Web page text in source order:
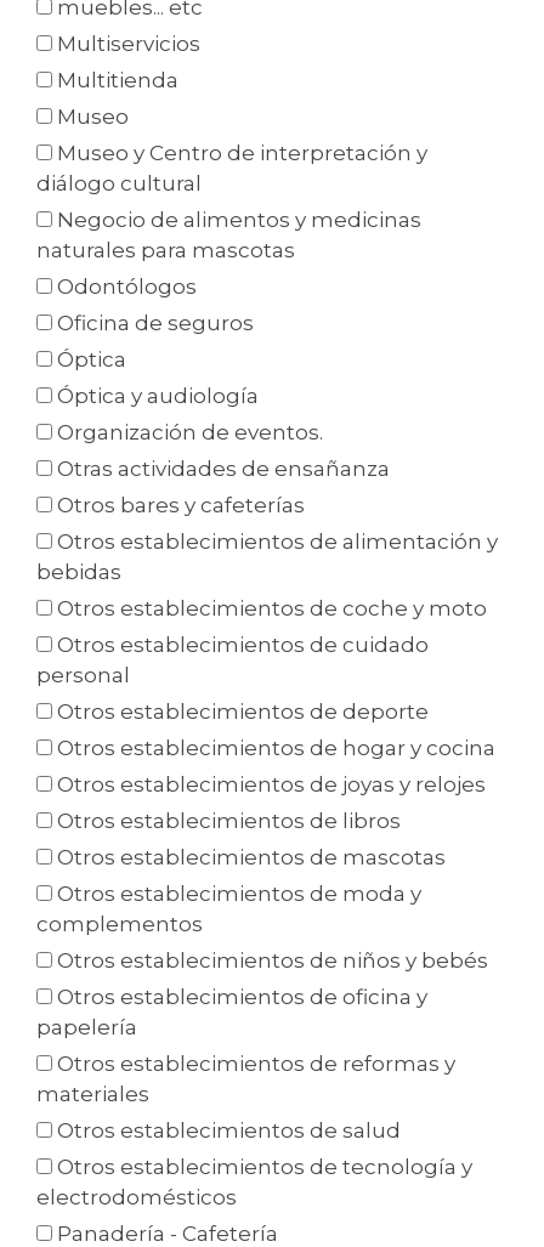
muebles... etc
Multiservicios
Multitienda
Museo
Museo y Centro de interpretación y
diálogo cultural
Negocio de alimentos y medicinas
naturales para mascotas
Odontólogos
Oficina de seguros
Óptica
Óptica y audiología
Organización de eventos.
Otras actividades de ensañanza
Otros bares y cafeterías
Otros establecimientos de alimentación y
bebidas
Otros establecimientos de coche y moto
Otros establecimientos de cuidado
personal
Otros establecimientos de deporte
Otros establecimientos de hogar y cocina
Otros establecimientos de joyas y relojes
Otros establecimientos de libros
Otros establecimientos de mascotas
Otros establecimientos de moda y
complementos
Otros establecimientos de niños y bebés
Otros establecimientos de oficina y
papelería
Otros establecimientos de reformas y
materiales
Otros establecimientos de salud
Otros establecimientos de tecnología y
electrodomésticos
Panadería - Cafetería